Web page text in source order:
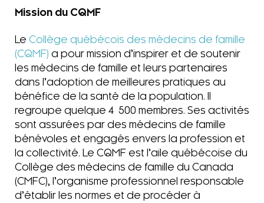
Mission du CQMF
Le Collège québécois des médecins de famille
(CQMF) a pour mission d’inspirer et de soutenir
les médecins de famille et leurs partenaires
dans l’adoption de meilleures pratiques au
bénéfice de la santé de la population. Il
regroupe quelque 4 500 membres. Ses activités
sont assurées par des médecins de famille
bénévoles et engagés envers la profession et
la collectivité. Le CQMF est l’aile québécoise du
Collège des médecins de famille du Canada
(CMFC), l’organisme professionnel responsable
d’établir les normes et de procéder à